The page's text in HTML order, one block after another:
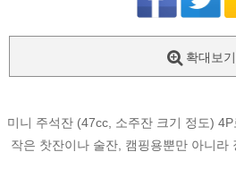
확대보기
미니 주석잔 (47cc, 소주잔 크기 정도)
작은 찻잔이나 술잔, 캠핑용뿐만 아니라